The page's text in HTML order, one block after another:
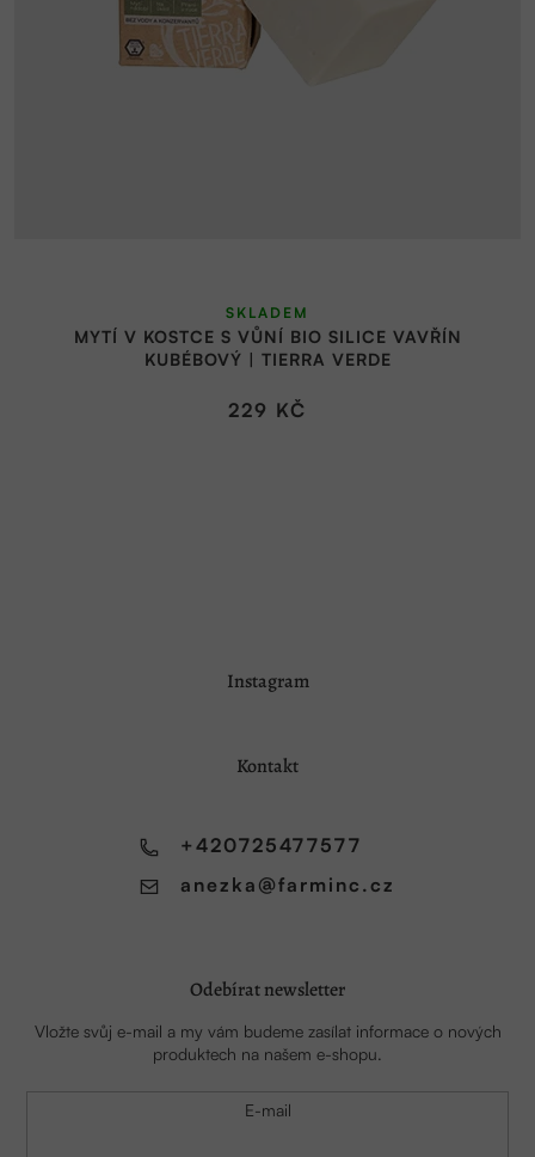
MYTÍ V KOSTCE S VŮNÍ BIO SILICE VAVŘÍN
KUBÉBOVÝ | TIERRA VERDE
SKLADEM
229 KČ
Instagram
Kontakt
anezka @farminc.cz
+420725477577
Odebírat newsletter
Vložte svůj e-mail a my vám budeme zasílat informace o nových
produktech na našem e-shopu.
E-mail